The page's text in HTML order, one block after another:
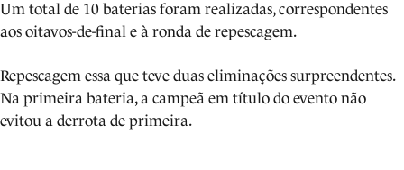
Um total de 10 baterias foram realizadas, correspondentes
aos oitavos-de-final e à ronda de repescagem.
Repescagem essa que teve duas eliminações surpreendentes.
Na primeira bateria, a campeã em título do evento não
evitou a derrota de primeira.